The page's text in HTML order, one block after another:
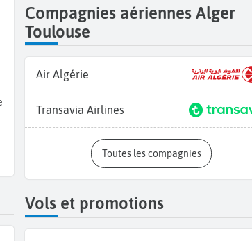
Compagnies aériennes Alger
Toulouse
Air Algérie
Transavia Airlines
Toutes les compagnies
Vols et promotions